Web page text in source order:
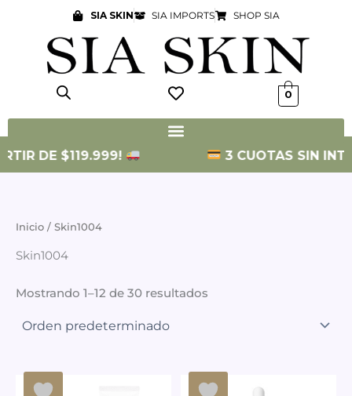
contenido
SIA SKIN SIA IMPORTS SHOP SIA
0
DE $119.999! 3 CUOTAS SIN
Inicio / Skin1004
Skin1004
Mostrando 1–12 de 30 resultados